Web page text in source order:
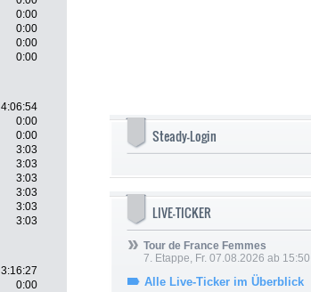
0:00
0:00
0:00
0:00
4:06:54
0:00
0:00
3:03
3:03
3:03
3:03
3:03
3:03
3:16:27
0:00
Steady-Login
LIVE-TICKER
Tour de France Femmes
7. Etappe, Fr. 07.08.2026 ab 15:50
Alle Live-Ticker im Überblick